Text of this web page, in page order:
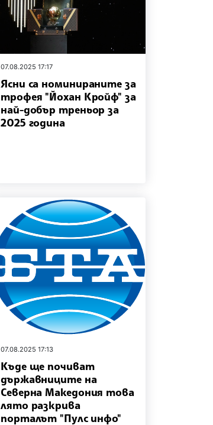
07.08.2025 17:17
Ясни са номинираните за
трофея "Йохан Кройф" за
най-добър треньор за
2025 година
07.08.2025 17:13
Къде ще почиват
държавниците на
Северна Македония това
лято разкрива
порталът "Пулс инфо"